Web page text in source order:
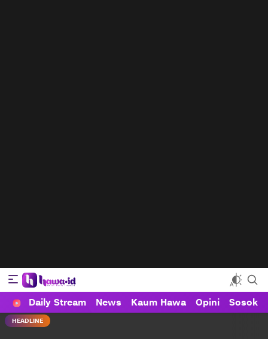
HAWA
Haluan Wanita Indonesia
Daily Stream News Kaum Hawa Opini Sosok
HEADLINE